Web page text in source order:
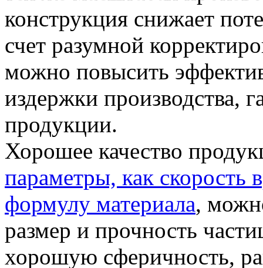
конструкция снижает
счет разумной
можно повысить
издержки производства,
продукции.
Хорошее качество
параметры, как скорость
формулу материала,
размер и прочность
хорошую сферичность,